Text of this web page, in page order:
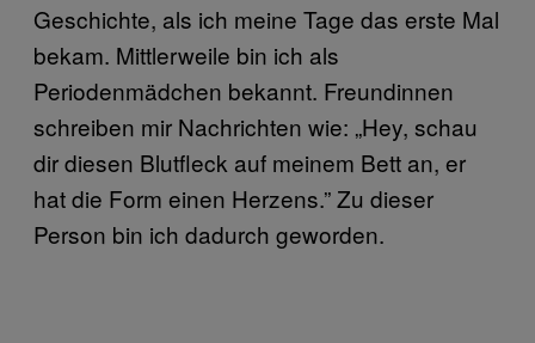
Geschichte, als ich meine Tage das erste Mal
bekam. Mittlerweile bin ich als
Periodenmädchen bekannt. Freundinnen
schreiben mir Nachrichten wie: „Hey, schau
dir diesen Blutfleck auf meinem Bett an, er
hat die Form einen Herzens.” Zu dieser
Person bin ich dadurch geworden.